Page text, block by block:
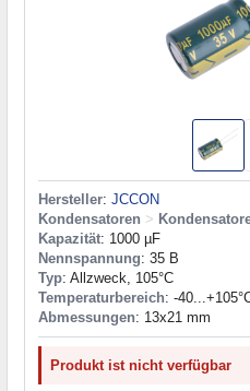
Hersteller: JCCON
Kondensatoren >
Kapazität: 1000 µF
Nennspannung: 35 В
Typ: Allzweck, 105°C
Temperaturbereich: -
Abmessungen: 13x21 mm
Produkt ist nicht verfügbar